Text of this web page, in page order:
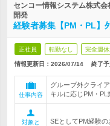
センコー情報システム株式
開発
経験者募集【PM・PL】
正社員 転勤なし 完全週休
情報更新日：2026/07/14 終了予
仕事内容
グループ外クライ
キルに応じPM・PL
対象と
SEとしてPM経験